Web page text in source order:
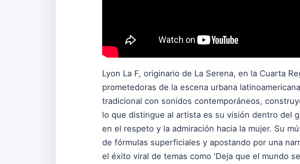
Lyon La F, originario de La Serena, en la Cuarta
prometedoras de la escena urbana
tradicional con sonidos contemporáneos,
lo que distingue al artista es su visión dentro del
en el respeto y la admiración hacia la mujer. Su
de fórmulas superficiales y apostando por una
el éxito viral de temas como 'Deja que el mundo